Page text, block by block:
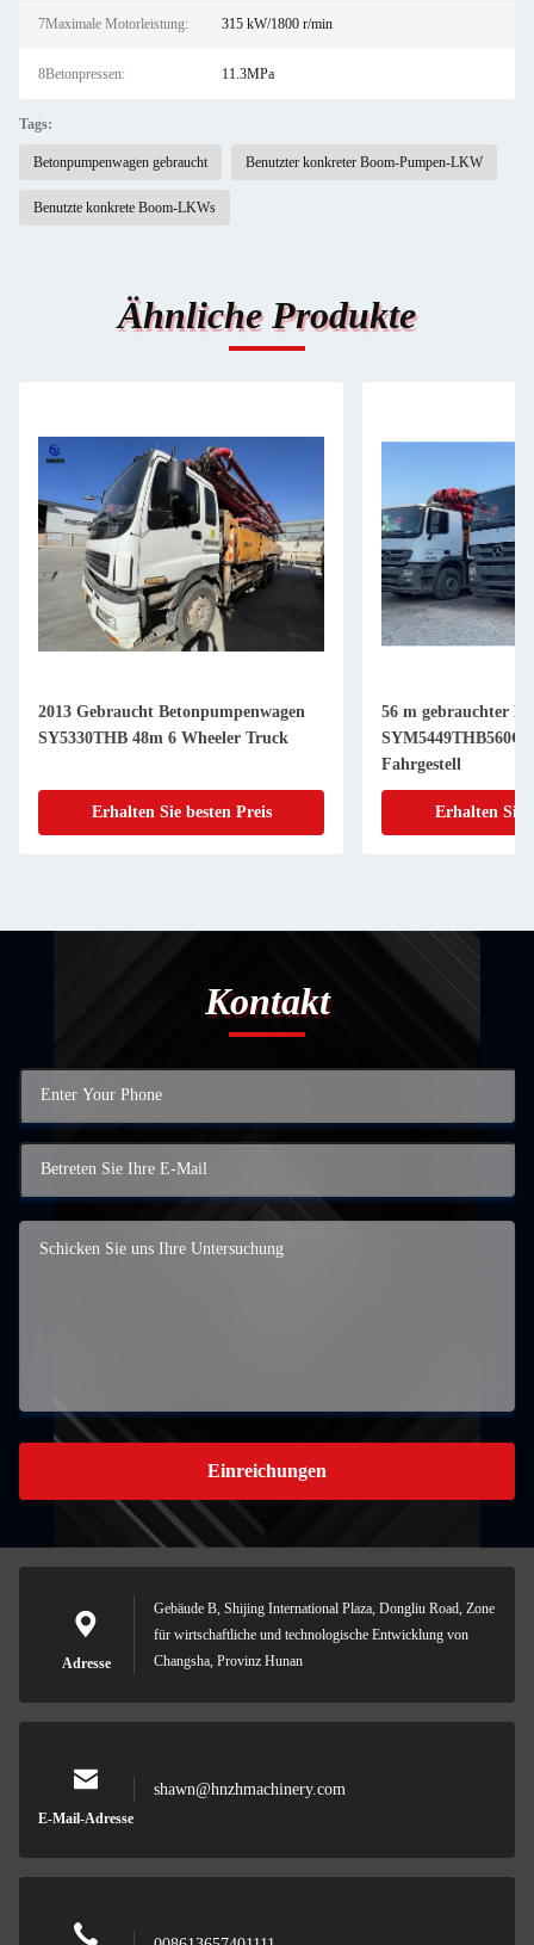
7Maximale Motorleistung: 315 kW/1800 r/min
8Betonpressen: 11.3MPa
Tags:
Betonpumpenwagen gebraucht Benutzter konkreter Boom-Pumpen-LKW
Benutzte konkrete Boom-LKWs
Ähnliche Produkte
2013 Gebraucht Betonpumpenwagen
SY5330THB 48m 6 Wheeler Truck
Erhalten Sie besten Preis
56 m gebrauchter
Fahrgestell
Erhalten Sie
Kontakt
Einreichungen
Adresse
Gebäude B, Shijing International Plaza, Dongliu Road, Zone
für wirtschaftliche und technologische Entwicklung von
Changsha, Provinz Hunan
E-Mail-Adresse
shawn@hnzhmachinery.com